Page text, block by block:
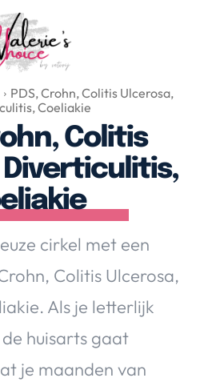
& Culture
& Drinks
& Opmerkelijk
& Duurzaamheid
& Tech
van Valerie
& Beauty
& Tuin
& Media
PDS, Crohn, Colitis Ulcerosa,
Coeliakie
Colitis
Diverticulitis,
cirkel met een
Colitis Ulcerosa,
Als je letterlijk
huisarts gaat
je maanden van